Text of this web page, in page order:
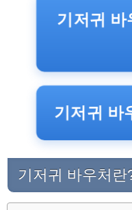
기저귀 바
기저귀 바
기저귀 바우처란